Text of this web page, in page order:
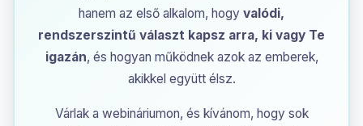
hanem az első alkalom, hogy valódi,
rendszerszintű választ kapsz arra, ki vagy Te
igazán, és hogyan működnek azok az emberek,
akikkel együtt élsz.
Várlak a webináriumon, és kívánom, hogy sok